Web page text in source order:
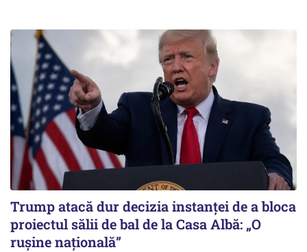
Trump atacă dur decizia instanţei de a bloca
proiectul sălii de bal de la Casa Albă: „O
ruşine naţională”